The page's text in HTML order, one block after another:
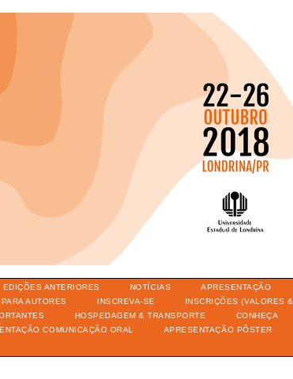
EDIÇÕES ANTERIORES NOTÍCIAS
APRESENTAÇÃO
AUTORES INSCREVA-SE
INSCRIÇÕES (VALORES &
HOSPEDAGEM & TRANSPORTE
CONHEÇA
COMUNICAÇÃO ORAL
APRESENTAÇÃO PÔSTER